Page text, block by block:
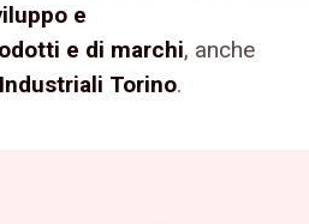
e
e di marchi, anche
Torino.